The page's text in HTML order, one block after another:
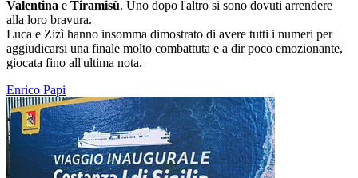
Valentina e Tiramisù. Uno dopo l'altro si sono dovuti arrendere
alla loro bravura.
Luca e Zizì hanno insomma dimostrato di avere tutti i numeri per
aggiudicarsi una finale molto combattuta e a dir poco emozionante,
giocata fino all'ultima nota.
Enrico Papi